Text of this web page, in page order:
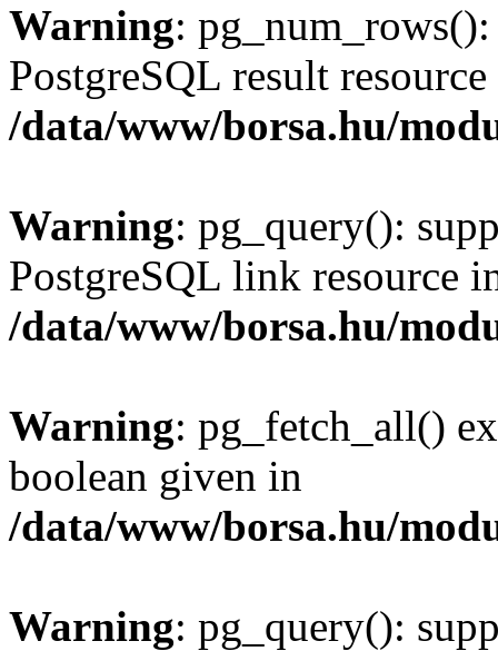
Warning:
PostgreSQL result
/data/www/borsa.hu/
Warning: pg_query():
PostgreSQL link resource
/data/www/borsa.hu/
Warning: pg_fetch_all()
boolean given in
/data/www/borsa.hu/
Warning: pg_query():